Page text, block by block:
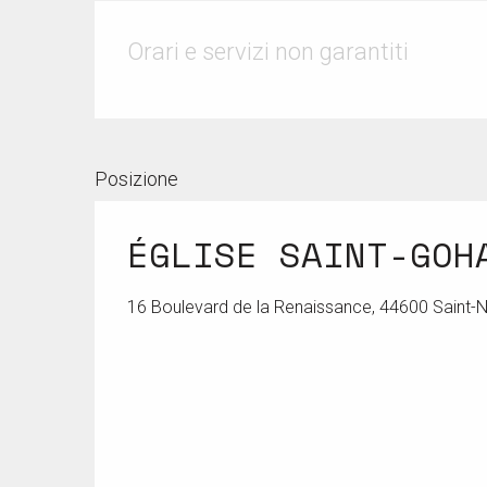
Orari e servizi non garantiti
Posizione
ÉGLISE SAINT-
16 Boulevard de la Renaissance, 44600 Saint-